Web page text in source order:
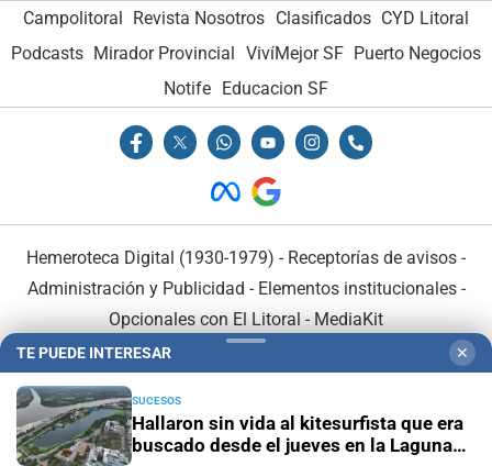
Campolitoral Revista Nosotros Clasificados CYD Litoral
Podcasts Mirador Provincial VivíMejor SF Puerto Negocios
Notife
Educacion SF
Hemeroteca Digital (1930-1979) - Receptorías de avisos -
Administración y Publicidad - Elementos institucionales-
Opcionales con El Litoral - MediaKit
TE PUEDE INTERESAR ✕
SUCESOS
Hallaron sin vida al kitesurfista que era
buscado desde el jueves en la Laguna